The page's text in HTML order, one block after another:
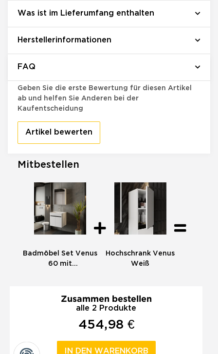
Was ist im Lieferumfang enthalten
Herstellerinformationen
FAQ
Geben Sie die erste Bewertung für diesen Artikel
ab und helfen Sie Anderen bei der
Kaufentscheidung
Artikel bewerten
Mitbestellen
Badmöbel Set Venus
60 mit
Hochschrank Venus
Weiß
Zusammen bestellen
alle 2 Produkte
454,98 €
IN DEN WARENKORB